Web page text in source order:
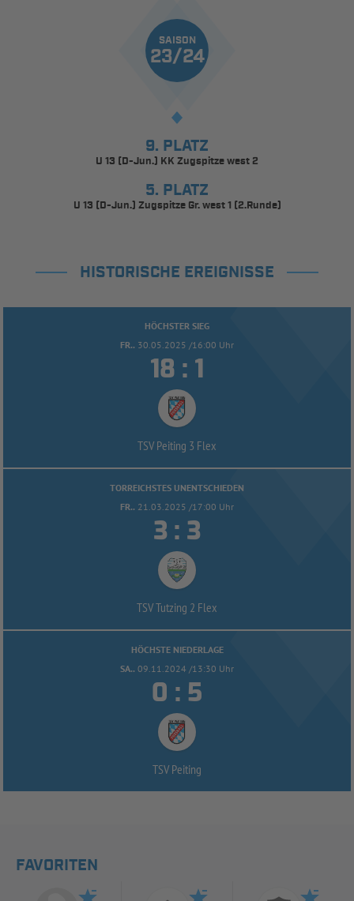
SAISON
23/24
9. PLATZ
U 13 (D-Jun.) KK Zugspitze west 2
5. PLATZ
U 13 (D-Jun.) Zugspitze Gr. west 1 (2.Runde)
HISTORISCHE EREIGNISSE
HÖCHSTER SIEG
FR.. 30.05.2025 /16:00 Uhr
 : 
TSV Peiting 3 Flex
TORREICHSTES UNENTSCHIEDEN
FR.. 21.03.2025 /17:00 Uhr
 : 
TSV Tutzing 2 Flex
HÖCHSTE NIEDERLAGE
SA.. 09.11.2024 /13:30 Uhr
 : 
TSV Peiting
FAVORITEN